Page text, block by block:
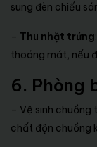
sung đèn chiếu
– Thu nhặt trứng
thoáng mát, nếu
6. Phòng
– Vệ sinh
chất độn chuồng